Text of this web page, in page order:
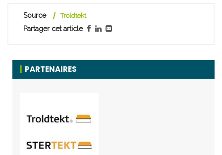
Source Troldtekt
Partager cet article
PARTENAIRES